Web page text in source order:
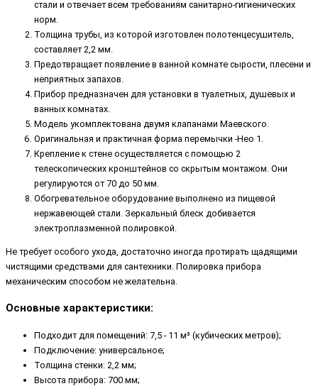
стали и отвечает всем требованиям санитарно-гигиенических
норм.
Толщина трубы, из которой изготовлен полотенцесушитель,
составляет 2,2 мм.
Предотвращает появление в ванной комнате сырости, плесени и
неприятных запахов.
Прибор предназначен для установки в туалетных, душевых и
ванных комнатах.
Модель укомплектована двумя клапанами Маевского.
Оригинальная и практичная форма перемычки -Нео 1.
Крепление к стене осуществляется с помощью 2
телескопических кронштейнов со скрытым монтажом. Они
регулируются от 70 до 50 мм.
Обогревательное оборудование выполнено из пищевой
нержавеющей стали. Зеркальный блеск добивается
электроплазменной полировкой.
Не требует особого ухода, достаточно иногда протирать щадящими
чистящими средствами для сантехники. Полировка прибора
механическим способом не желательна.
Основные характеристики:
Подходит для помещений: 7,5 - 11 м³ (кубических метров);
Подключение: универсальное;
Толщина стенки: 2,2 мм;
Высота прибора: 700 мм;